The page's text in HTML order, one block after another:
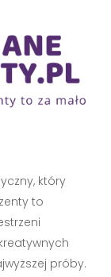
który
to
próby.